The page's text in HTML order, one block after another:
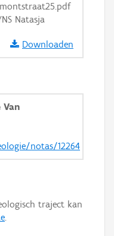
Natasja
Downloaden
notas/12264
traject kan
.